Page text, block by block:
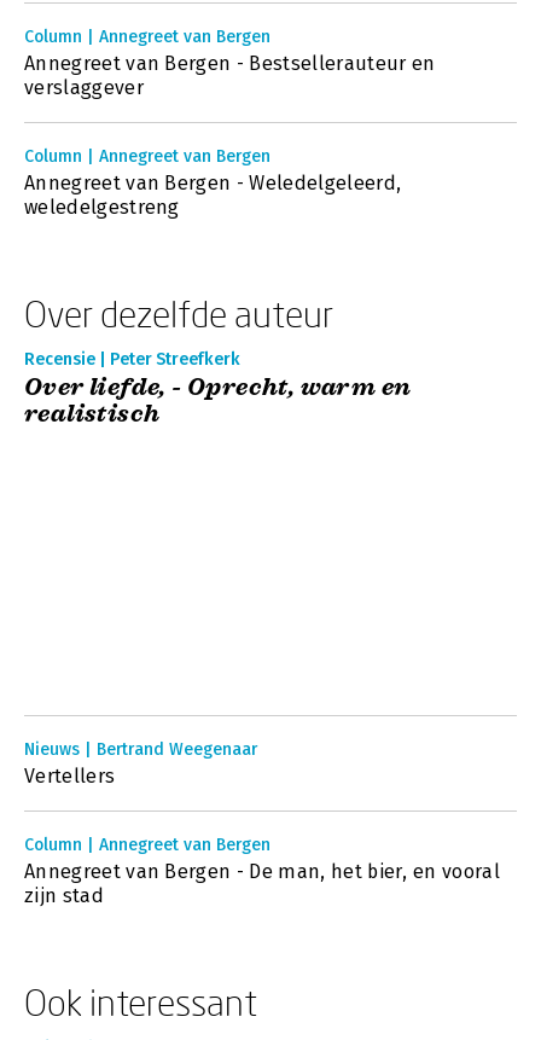
Column | Annegreet van Bergen
Annegreet van Bergen - Bestsellerauteur en
verslaggever
Column | Annegreet van Bergen
Annegreet van Bergen - Weledelgeleerd,
weledelgestreng
Over dezelfde auteur
Recensie | Peter Streefkerk
Over liefde, - Oprecht, warm en
realistisch
Nieuws | Bertrand Weegenaar
Vertellers
Column | Annegreet van Bergen
Annegreet van Bergen - De man, het bier, en vooral
zijn stad
Ook interessant